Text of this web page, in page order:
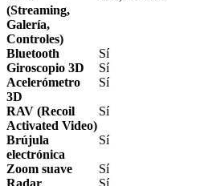
(Streaming,
Galería,
Controles)
Bluetooth Sí
Giroscopio 3D
Sí
Acelerómetro
3D
Sí
RAV (Recoil
Activated Video)
Sí
Brújula
electrónica
Sí
Zoom suave Sí